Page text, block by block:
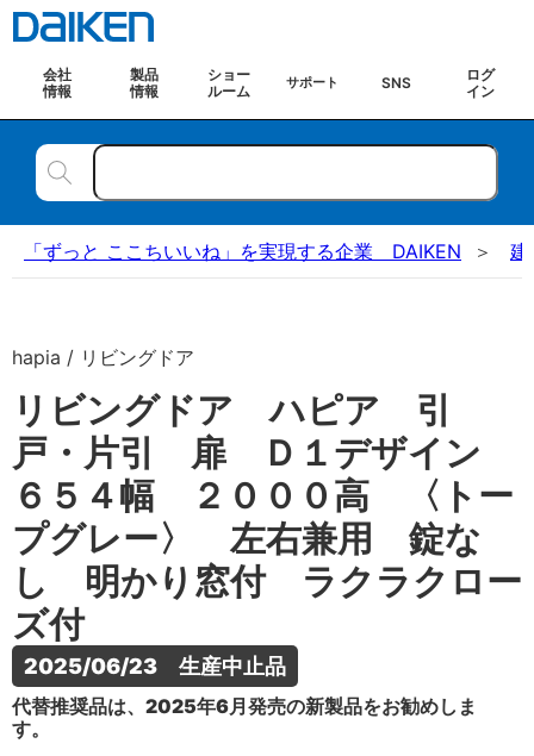
会社
情報
製品
情報
ショー
ルーム
サポート SNS
ログ
イン
「ずっと ここちいいね」を実現する企業 DAIKEN 建
hapia / リビングドア
リビングドア ハピア 引
戸・片引 扉 Ｄ１デザイン
６５４幅 ２０００高 〈トー
プグレー〉 左右兼用 錠な
し 明かり窓付 ラクラクロー
ズ付
2025/06/23　生産中止品
代替推奨品は、2025年6月発売の新製品をお勧めしま
す。